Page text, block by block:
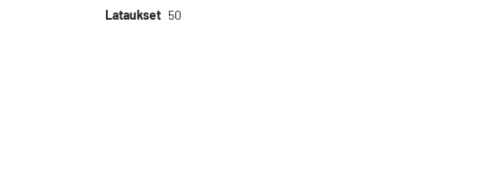
Lataukset 50